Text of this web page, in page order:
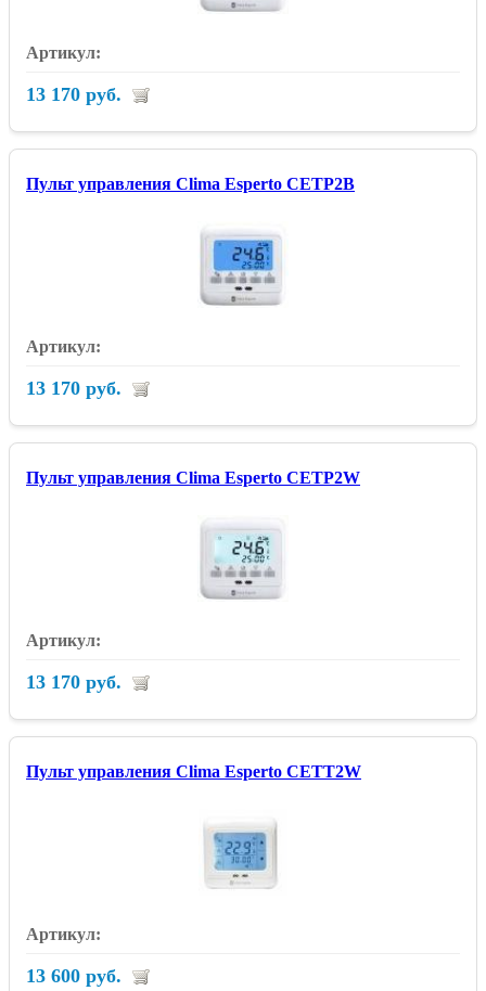
13 170 руб.
Пульт управления Clima Esperto CETP2B
13 170 руб.
Пульт управления Clima Esperto CETP2W
13 170 руб.
Пульт управления Clima Esperto CETT2W
13 600 руб.